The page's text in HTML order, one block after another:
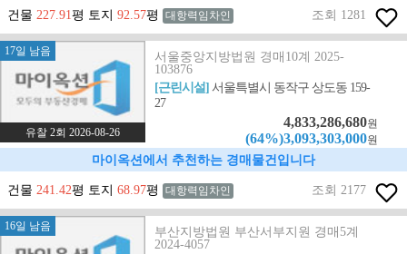
건물 227.91평 토지 92.57평 대항력임차인 조회 1281
17일 남음
유찰 2회 2026-08-26
서울중앙지방법원 경매10계 2025-
103876
[근린시설]서울특별시 동작구 상도동 159-
27
4,833,286,680원
(64%)3,093,303,000원
마이옥션에서 추천하는 경매물건입니다
건물 241.42평 토지 68.97평 대항력임차인 조회 2177
16일 남음
부산지방법원 부산서부지원 경매5계
2024-4057